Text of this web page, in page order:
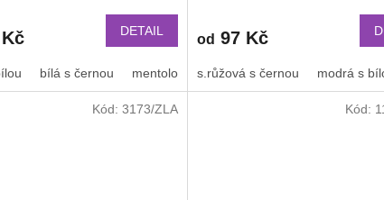
DETAIL
bílá s černou mentolová s modrou
je
z
5
od 97 Kč
s.růžová s černou modrá s
Kód: 3173/ZLA Kód: